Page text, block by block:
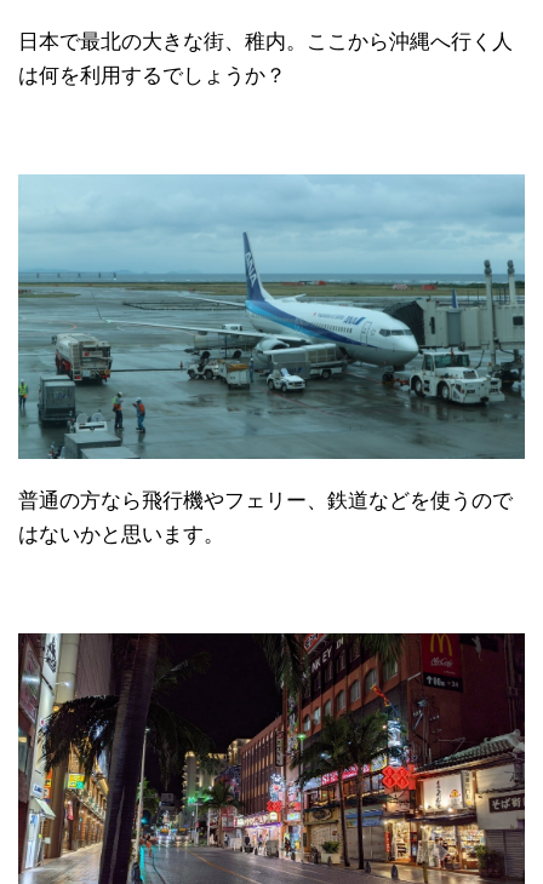
日本で最北の大きな街、稚内。ここから沖縄へ行く人
は何を利用するでしょうか？
普通の方なら飛行機やフェリー、鉄道などを使うので
はないかと思います。